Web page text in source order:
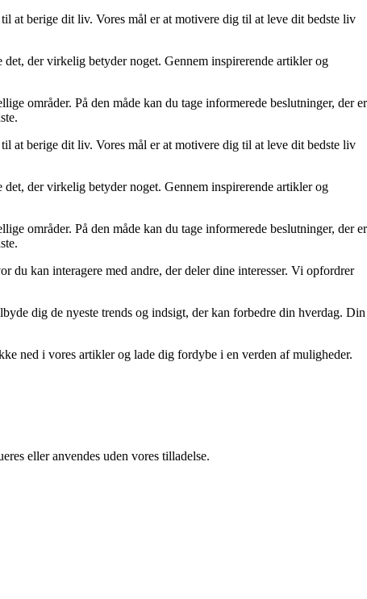
at berige dit liv. Vores mål er at motivere dig til at leve dit bedste liv
der virkelig betyder noget. Gennem inspirerende artikler og
områder. På den måde kan du tage informerede beslutninger, der er
at berige dit liv. Vores mål er at motivere dig til at leve dit bedste liv
der virkelig betyder noget. Gennem inspirerende artikler og
områder. På den måde kan du tage informerede beslutninger, der er
du kan interagere med andre, der deler dine interesser. Vi opfordrer
dig de nyeste trends og indsigt, der kan forbedre din hverdag. Din
ned i vores artikler og lade dig fordybe i en verden af muligheder.
eller anvendes uden vores tilladelse.